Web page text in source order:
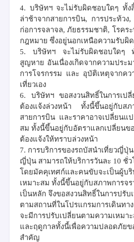
4. บริษัทฯ จะไม่รับผิดชอบใดๆ ทั้ง
ล่าช้าจากสายการบิน, การประท้วง,
ก่อการจลาจล,ภัยธรรมชาติ, โรคร
กฎหมาย ซึ่งอยู่นอกเหนือความรับผิ
5. บริษัทฯ จะไม่รับผิดชอบใดๆ
สูญหาย อันเนื่องเกิดจากความประ
การโจรกรรม และ อุบัติเหตุจากค
เที่ยวเอง
6. บริษัทฯ ขอสงวนสิทธิ์ในการเปลี่
ต้องแจ้งล่วงหน้า ทั้งนี้ขึ้นอยู่กับสภ
สายการบิน และราคาอาจเปลี่ยนแ
สม ทั้งนี้ขึ้นอยู่กับอัตราแลกเปลี่ยนขอ
ต้องแจ้งให้ทราบล่วงหน้า
7. การบริการของรถบัสนำเที่ยวญี่ปุ่
ญี่ปุ่น สามารถให้บริการวันละ 10 ชั่ว
โดยมัคคุเทศก์และคนขับจะเป็นผู้บริ
เหมาะสม ทั้งนี้ขึ้นอยู่กับสภาพการจร
เป็นหลัก จึงขอสงวนสิทธิ์ในการปรับ
ตามสถานที่ในโปรแกรมการเดินทา
จะมีการปรับเปลี่ยนตามความเหมา
และฤดูกาลทั้งนี้เพื่อความปลอดภัยข
สำคัญ